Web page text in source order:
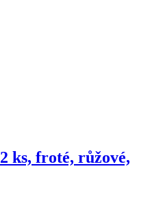
2 ks, froté, růžové,